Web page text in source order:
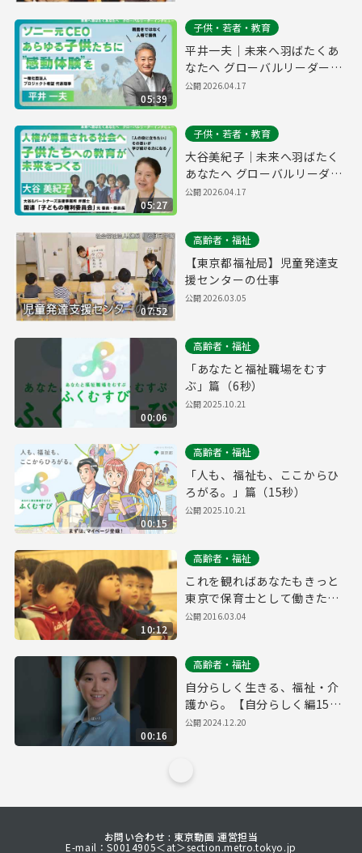
05:39
子供・若者・教育
平井一夫｜未来へ羽ばたくあ
なたへ グローバルリーダーイ
ンタビュー
公開2026.04.17
05:27
子供・若者・教育
大谷美紀子｜未来へ羽ばたく
あなたへ グローバルリーダー
インタビュー
公開2026.04.17
07:52
高齢者・福祉
【東京都福祉局】児童発達支
援センターの仕事
公開2026.03.05
00:06
高齢者・福祉
「あなたと福祉職場をむす
ぶ」篇（6秒）
公開2025.10.21
00:15
高齢者・福祉
「人も、福祉も、ここからひ
ろがる。」篇（15秒）
公開2025.10.21
10:12
高齢者・福祉
これを観ればあなたもきっと
東京で保育士として働きたく
なる！
公開2016.03.04
00:16
高齢者・福祉
自分らしく生きる、福祉・介
護から。【自分らしく編15秒
_縦ver.】
公開2024.12.20
お問い合わせ : 東京動画 運営担当
E-mail：S0014905＜at＞section.metro.tokyo.jp